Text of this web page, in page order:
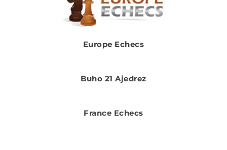
Europe Echecs
Buho 21 Ajedrez
France Echecs